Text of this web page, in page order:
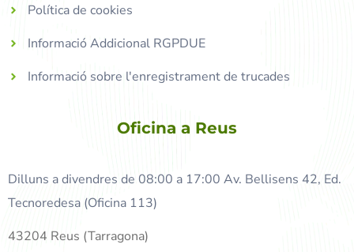
Política de cookies
Informació Addicional RGPDUE
Informació sobre l'enregistrament de trucades
Oficina a Reus
Dilluns a divendres de 08:00 a 17:00 Av. Bellisens 42, Ed.
Tecnoredesa (Oficina 113)
43204 Reus (Tarragona)